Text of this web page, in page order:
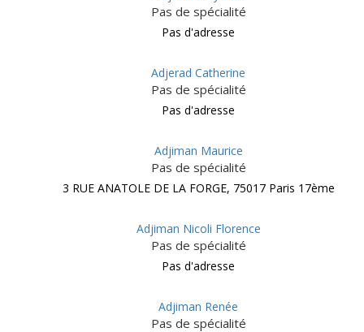
Pas de spécialité
Pas d'adresse
Adjerad Catherine
Pas de spécialité
Pas d'adresse
Adjiman Maurice
Pas de spécialité
3 RUE ANATOLE DE LA FORGE, 75017 Paris 17ème
Adjiman Nicoli Florence
Pas de spécialité
Pas d'adresse
Adjiman Renée
Pas de spécialité